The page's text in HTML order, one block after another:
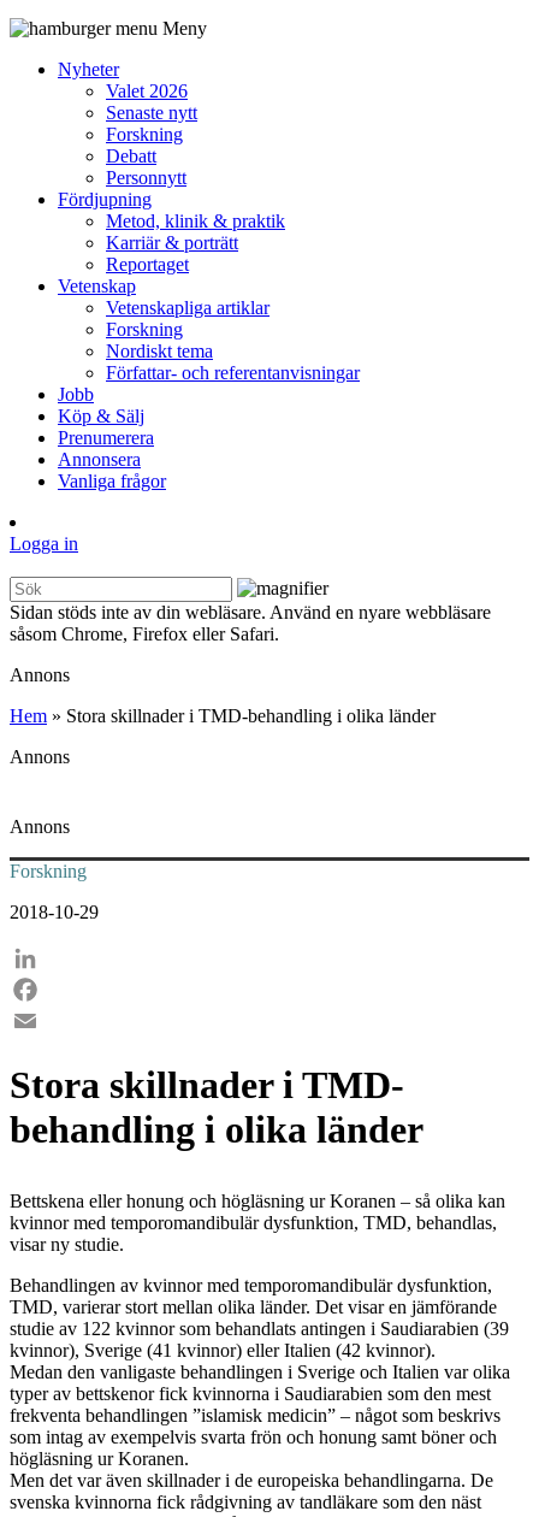
Meny
Nyheter
Valet 2026
Senaste nytt
Forskning
Debatt
Personnytt
Fördjupning
Metod, klinik & praktik
Karriär & porträtt
Reportaget
Vetenskap
Vetenskapliga artiklar
Forskning
Nordiskt tema
Författar- och referentanvisningar
Jobb
Köp & Sälj
Prenumerera
Annonsera
Vanliga frågor
Logga in
Sidan stöds inte av din webläsare. Använd en nyare webbläsare
såsom Chrome, Firefox eller Safari.
Annons
Hem » Stora skillnader i TMD-behandling i olika länder
Annons
Annons
Forskning
2018-10-29
LinkedIn
Facebook
Stora skillnader i TMD-
behandling i olika länder
Bettskena eller honung och högläsning ur Koranen – så olika kan
kvinnor med temporomandibulär dysfunktion, TMD, behandlas,
visar ny studie.
Behandlingen av kvinnor med temporomandibulär dysfunktion,
TMD, varierar stort mellan olika länder. Det visar en jämförande
studie av 122 kvinnor som behandlats antingen i Saudiarabien (39
kvinnor), Sverige (41 kvinnor) eller Italien (42 kvinnor).
Medan den vanligaste behandlingen i Sverige och Italien var olika
typer av bettskenor fick kvinnorna i Saudiarabien som den mest
frekventa behandlingen ”islamisk medicin” – något som beskrivs
som intag av exempelvis svarta frön och honung samt böner och
högläsning ur Koranen.
Men det var även skillnader i de europeiska behandlingarna. De
svenska kvinnorna fick rådgivning av tandläkare som den näst